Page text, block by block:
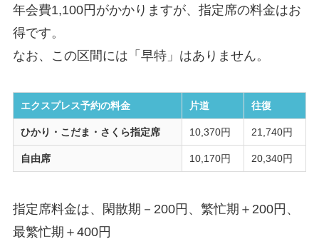
年会費1,100円がかかりますが、指定席の料金はお
得です。
なお、この区間には「早特」はありません。
エクスプレス予約の料金 片道 往復
ひかり・こだま・さくら指定席 10,370円 21,740円
自由席 10,170円 20,340円
指定席料金は、閑散期－200円、繁忙期＋200円、
最繁忙期＋400円